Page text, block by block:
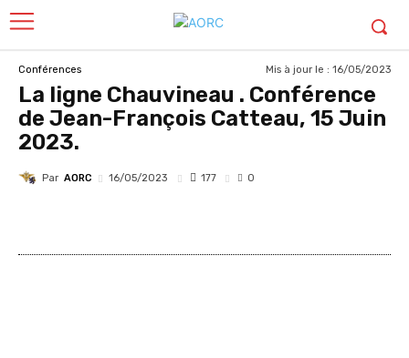
Conférences Mis à jour le : 16/05/2023
La ligne Chauvineau . Conférence
de Jean-François Catteau, 15 Juin
2023.
Par AORC 16/05/2023 177 0